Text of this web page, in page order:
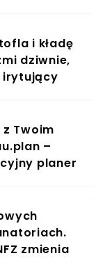
i kładę
dziwnie,
irytujący
Twoim
–
planer
zmienia